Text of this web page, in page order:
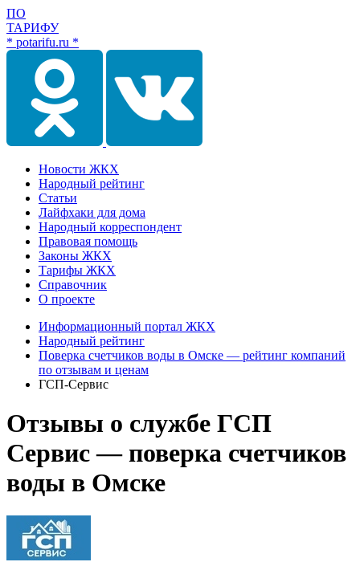
ПО
ТАРИФУ
* potarifu.ru *
Новости ЖКХ
Народный рейтинг
Статьи
Лайфхаки для дома
Народный корреспондент
Правовая помощь
Законы ЖКХ
Тарифы ЖКХ
Справочник
О проекте
Информационный портал ЖКХ
Народный рейтинг
Поверка счетчиков воды в Омске — рейтинг компаний
по отзывам и ценам
ГСП-Сервис
Отзывы о службе ГСП
Сервис — поверка счетчиков
воды в Омске